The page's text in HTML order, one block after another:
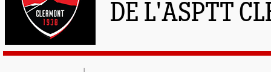
DE L'ASPTT